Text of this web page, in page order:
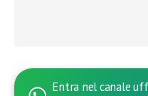
Entra nel canale